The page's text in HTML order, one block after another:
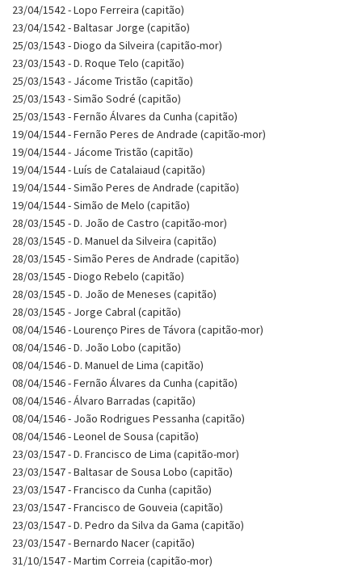
23/04/1542 - Lopo Ferreira (capitão)
23/04/1542 - Baltasar Jorge (capitão)
25/03/1543 - Diogo da Silveira (capitão-mor)
23/03/1543 - D. Roque Telo (capitão)
25/03/1543 - Jácome Tristão (capitão)
25/03/1543 - Simão Sodré (capitão)
25/03/1543 - Fernão Álvares da Cunha (capitão)
19/04/1544 - Fernão Peres de Andrade (capitão-mor)
19/04/1544 - Jácome Tristão (capitão)
19/04/1544 - Luís de Catalaiaud (capitão)
19/04/1544 - Simão Peres de Andrade (capitão)
19/04/1544 - Simão de Melo (capitão)
28/03/1545 - D. João de Castro (capitão-mor)
28/03/1545 - D. Manuel da Silveira (capitão)
28/03/1545 - Simão Peres de Andrade (capitão)
28/03/1545 - Diogo Rebelo (capitão)
28/03/1545 - D. João de Meneses (capitão)
28/03/1545 - Jorge Cabral (capitão)
08/04/1546 - Lourenço Pires de Távora (capitão-mor)
08/04/1546 - D. João Lobo (capitão)
08/04/1546 - D. Manuel de Lima (capitão)
08/04/1546 - Fernão Álvares da Cunha (capitão)
08/04/1546 - Álvaro Barradas (capitão)
08/04/1546 - João Rodrigues Pessanha (capitão)
08/04/1546 - Leonel de Sousa (capitão)
23/03/1547 - D. Francisco de Lima (capitão-mor)
23/03/1547 - Baltasar de Sousa Lobo (capitão)
23/03/1547 - Francisco da Cunha (capitão)
23/03/1547 - Francisco de Gouveia (capitão)
23/03/1547 - D. Pedro da Silva da Gama (capitão)
23/03/1547 - Bernardo Nacer (capitão)
31/10/1547 - Martim Correia (capitão-mor)